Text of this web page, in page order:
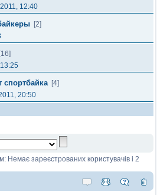
12:40
[2]
[16]
спортбайка [4]
20:50
зареєстрованих користувачів і 2